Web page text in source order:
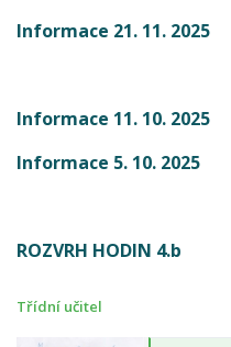
Informace 21. 11. 2025
Informace 11. 10. 2025
Informace 5. 10. 2025
ROZVRH HODIN 4.b
Třídní učitel